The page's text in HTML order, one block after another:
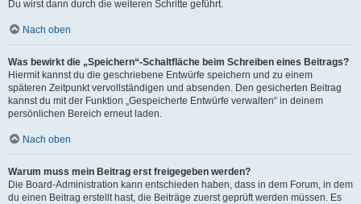
Du wirst dann durch die weiteren Schritte geführt.
Nach oben
Was bewirkt die „Speichern“-Schaltfläche beim Schreiben eines Beitrags?
Hiermit kannst du die geschriebene Entwürfe speichern und zu einem
späteren Zeitpunkt vervollständigen und absenden. Den gesicherten Beitrag
kannst du mit der Funktion „Gespeicherte Entwürfe verwalten“ in deinem
persönlichen Bereich erneut laden.
Nach oben
Warum muss mein Beitrag erst freigegeben werden?
Die Board-Administration kann entschieden haben, dass in dem Forum, in dem
du einen Beitrag erstellt hast, die Beiträge zuerst geprüft werden müssen. Es